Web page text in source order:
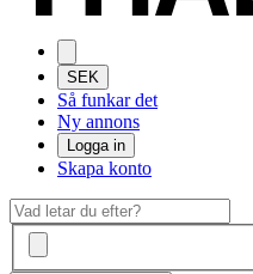
SEK
Så funkar det
Ny annons
Logga in
Skapa konto